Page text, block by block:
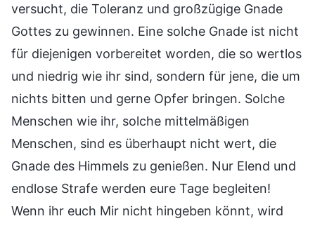
versucht, die Toleranz und großzügige Gnade
Gottes zu gewinnen. Eine solche Gnade ist nicht
für diejenigen vorbereitet worden, die so wertlos
und niedrig wie ihr sind, sondern für jene, die um
nichts bitten und gerne Opfer bringen. Solche
Menschen wie ihr, solche mittelmäßigen
Menschen, sind es überhaupt nicht wert, die
Gnade des Himmels zu genießen. Nur Elend und
endlose Strafe werden eure Tage begleiten!
Wenn ihr euch Mir nicht hingeben könnt, wird